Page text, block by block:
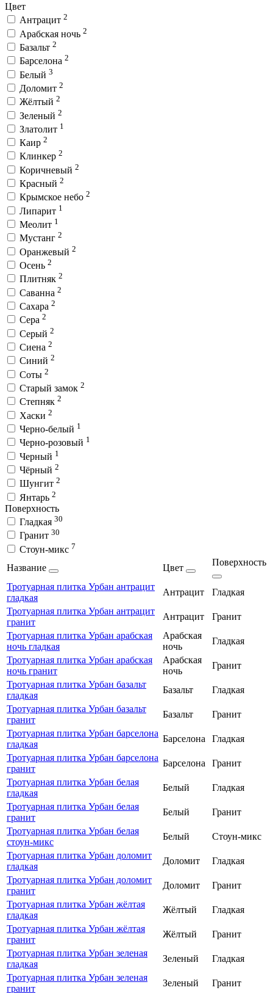
Цвет
Антрацит 2
Арабская ночь 2
Базальт 2
Барселона 2
Белый 3
Доломит 2
Жёлтый 2
Зеленый 2
Златолит 1
Каир 2
Клинкер 2
Коричневый 2
Красный 2
Крымское небо 2
Липарит 1
Меолит 1
Мустанг 2
Оранжевый 2
Осень 2
Плитняк 2
Саванна 2
Сахара 2
Сера 2
Серый 2
Сиена 2
Синий 2
Соты 2
Старый замок 2
Степняк 2
Хаски 2
Черно-белый 1
Черно-розовый 1
Черный 1
Чёрный 2
Шунгит 2
Янтарь 2
Поверхность
Гладкая 30
Гранит 30
Стоун-микс 7
Название Цвет
Поверхность
Тротуарная плитка Урбан антрацит
гладкая
Антрацит
Гладкая
Тротуарная плитка Урбан антрацит
гранит
Антрацит
Гранит
Тротуарная плитка Урбан арабская
ночь гладкая
Арабская
ночь
Гладкая
Тротуарная плитка Урбан арабская
ночь гранит
Арабская
ночь
Гранит
Тротуарная плитка Урбан базальт
гладкая
Базальт
Гладкая
Тротуарная плитка Урбан базальт
гранит
Базальт
Гранит
Тротуарная плитка Урбан барселона
гладкая
Барселона
Гладкая
Тротуарная плитка Урбан барселона
гранит
Барселона
Гранит
Тротуарная плитка Урбан белая
гладкая
Белый
Гладкая
Тротуарная плитка Урбан белая
гранит
Белый
Гранит
Тротуарная плитка Урбан белая
стоун-микс
Белый
Стоун-микс
Тротуарная плитка Урбан доломит
гладкая
Доломит
Гладкая
Тротуарная плитка Урбан доломит
гранит
Доломит
Гранит
Тротуарная плитка Урбан жёлтая
гладкая
Жёлтый
Гладкая
Тротуарная плитка Урбан жёлтая
гранит
Жёлтый
Гранит
Тротуарная плитка Урбан зеленая
гладкая
Зеленый
Гладкая
Тротуарная плитка Урбан зеленая
гранит
Зеленый Гранит